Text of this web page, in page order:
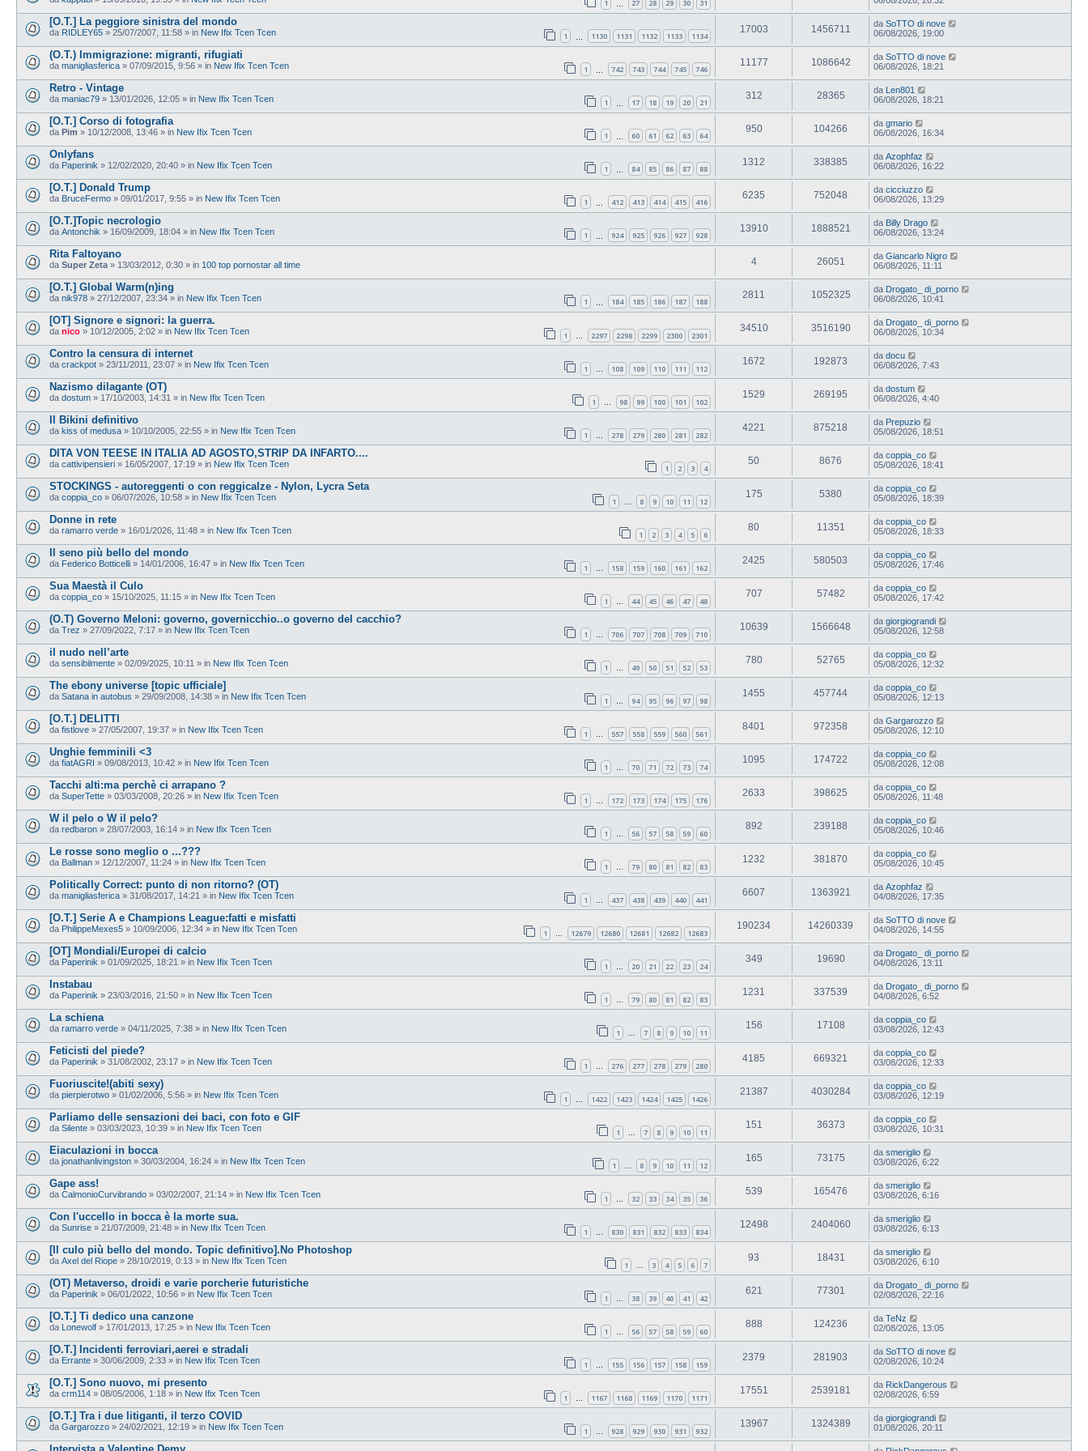
1 27 28 29 30 31
[O.T.] La peggiore sinistra del mondo
da RIDLEY65 » 25/07/2007, 11:58 » in New Ifix Tcen Tcen 1 1130 1131 1132 1133 1134
17003 1456711 da SoTTO di nove
06/08/2026, 19:00
(O.T.) Immigrazione: migranti, rifugiati
da manigliasferica » 07/09/2015, 9:56 » in New Ifix Tcen Tcen 1 742 743 744 745 746
11177 1086642 da SoTTO di nove
06/08/2026, 18:21
Retro - Vintage
da maniac79 » 13/01/2026, 12:05 » in New Ifix Tcen Tcen 1 17 18 19 20 21
312 28365 da Len801
06/08/2026, 18:21
[O.T.] Corso di fotografia
da Pim » 10/12/2008, 13:46 » in New Ifix Tcen Tcen 1 60 61 62 63 64
950 104266 da gmario
06/08/2026, 16:34
Onlyfans
da Paperinik » 12/02/2020, 20:40 » in New Ifix Tcen Tcen 1 84 85 86 87 88
1312 338385 da Azophfaz
06/08/2026, 16:22
[O.T.] Donald Trump
da BruceFermo » 09/01/2017, 9:55 » in New Ifix Tcen Tcen 1 412 413 414 415 416
6235 752048 da cicciuzzo
06/08/2026, 13:29
[O.T.]Topic necrologio
da Antonchik » 16/09/2009, 18:04 » in New Ifix Tcen Tcen 1 924 925 926 927 928
13910 1888521 da Billy Drago
06/08/2026, 13:24
Rita Faltoyano
da Super Zeta » 13/03/2012, 0:30 » in 100 top pornostar all time 4 26051 da Giancarlo Nigro
06/08/2026, 11:11
[O.T.] Global Warm(n)ing
da nik978 » 27/12/2007, 23:34 » in New Ifix Tcen Tcen 1 184 185 186 187 188
2811 1052325 da Drogato_ di_porno
06/08/2026, 10:41
[OT] Signore e signori: la guerra.
da nico » 10/12/2005, 2:02 » in New Ifix Tcen Tcen 1 2297 2298 2299 2300 2301
34510 3516190 da Drogato_ di_porno
06/08/2026, 10:34
Contro la censura di internet
da crackpot » 23/11/2011, 23:07 » in New Ifix Tcen Tcen 1 108 109 110 111 112
1672 192873 da docu
06/08/2026, 7:43
Nazismo dilagante (OT)
da dostum » 17/10/2003, 14:31 » in New Ifix Tcen Tcen 1 98 99 100 101 102
1529 269195 da dostum
06/08/2026, 4:40
Il Bikini definitivo
da kiss of medusa » 10/10/2005, 22:55 » in New Ifix Tcen Tcen 1 … 278 279 280 281 282
4221 875218 da Prepuzio
05/08/2026, 18:51
DITA VON TEESE IN ITALIA AD AGOSTO,STRIP DA INFARTO....
da cattivipensieri » 16/05/2007, 17:19 » in New Ifix Tcen Tcen 1 2 3 4
50 8676 da coppia_co
05/08/2026, 18:41
STOCKINGS - autoreggenti o con reggicalze - Nylon, Lycra Seta
da coppia_co » 06/07/2026, 10:58 » in New Ifix Tcen Tcen 1 … 8 9 10 11 12
175 5380 da coppia_co
05/08/2026, 18:39
Donne in rete
da ramarro verde » 16/01/2026, 11:48 » in New Ifix Tcen Tcen 1 2 3 4 5 6
80 11351 da coppia_co
05/08/2026, 18:33
Il seno più bello del mondo
da Federico Botticelli » 14/01/2006, 16:47 » in New Ifix Tcen Tcen 1 … 158 159 160 161 162
2425 580503 da coppia_co
05/08/2026, 17:46
Sua Maestà il Culo
da coppia_co » 15/10/2025, 11:15 » in New Ifix Tcen Tcen 1 … 44 45 46 47 48
707 57482 da coppia_co
05/08/2026, 17:42
(O.T) Governo Meloni: governo, governicchio..o governo del cacchio?
da Trez » 27/09/2022, 7:17 » in New Ifix Tcen Tcen 1 … 706 707 708 709 710
10639 1566648 da giorgiograndi
05/08/2026, 12:58
il nudo nell’arte
da sensibilmente » 02/09/2025, 10:11 » in New Ifix Tcen Tcen 1 … 49 50 51 52 53
780 52765 da coppia_co
05/08/2026, 12:32
The ebony universe [topic ufficiale]
da Satana in autobus » 29/09/2008, 14:38 » in New Ifix Tcen Tcen 1 … 94 95 96 97 98
1455 457744 da coppia_co
05/08/2026, 12:13
[O.T.] DELITTI
da fistlove » 27/05/2007, 19:37 » in New Ifix Tcen Tcen 1 … 557 558 559 560 561
8401 972358 da Gargarozzo
05/08/2026, 12:10
Unghie femminili <3
da fiatAGRI » 09/08/2013, 10:42 » in New Ifix Tcen Tcen 1 … 70 71 72 73 74
1095 174722 da coppia_co
05/08/2026, 12:08
Tacchi alti:ma perchè ci arrapano ?
da SuperTette » 03/03/2008, 20:26 » in New Ifix Tcen Tcen 1 … 172 173 174 175 176
2633 398625 da coppia_co
05/08/2026, 11:48
W il pelo o W il pelo?
da redbaron » 28/07/2003, 16:14 » in New Ifix Tcen Tcen 1 … 56 57 58 59 60
892 239188 da coppia_co
05/08/2026, 10:46
Le rosse sono meglio o ...???
da Ballman » 12/12/2007, 11:24 » in New Ifix Tcen Tcen 1 … 79 80 81 82 83
1232 381870 da coppia_co
05/08/2026, 10:45
Politically Correct: punto di non ritorno? (OT)
da manigliasferica » 31/08/2017, 14:21 » in New Ifix Tcen Tcen 1 … 437 438 439 440 441
6607 1363921 da Azophfaz
04/08/2026, 17:35
[O.T.] Serie A e Champions League:fatti e misfatti
da PhilippeMexes5 » 10/09/2006, 12:34 » in New Ifix Tcen Tcen 1 … 12679 12680 12681 12682 12683
190234 14260339 da SoTTO di nove
04/08/2026, 14:55
[OT] Mondiali/Europei di calcio
da Paperinik » 01/09/2025, 18:21 » in New Ifix Tcen Tcen 1 … 20 21 22 23 24
349 19690 da Drogato_ di_porno
04/08/2026, 13:11
Instabau
da Paperinik » 23/03/2016, 21:50 » in New Ifix Tcen Tcen 1 … 79 80 81 82 83
1231 337539 da Drogato_ di_porno
04/08/2026, 6:52
La schiena
da ramarro verde » 04/11/2025, 7:38 » in New Ifix Tcen Tcen 1 … 7 8 9 10 11
156 17108 da coppia_co
03/08/2026, 12:43
Feticisti del piede?
da Paperinik » 31/08/2002, 23:17 » in New Ifix Tcen Tcen 1 … 276 277 278 279 280
4185 669321 da coppia_co
03/08/2026, 12:33
Fuoriuscite!(abiti sexy)
da pierpierotwo » 01/02/2006, 5:56 » in New Ifix Tcen Tcen 1 … 1422 1423 1424 1425 1426
21387 4030284 da coppia_co
03/08/2026, 12:19
Parliamo delle sensazioni dei baci, con foto e GIF
da Silente » 03/03/2023, 10:39 » in New Ifix Tcen Tcen 1 … 7 8 9 10 11
151 36373 da coppia_co
03/08/2026, 10:31
Eiaculazioni in bocca
da jonathanlivingston » 30/03/2004, 16:24 » in New Ifix Tcen Tcen 1 … 8 9 10 11 12
165 73175 da smeriglio
03/08/2026, 6:22
Gape ass!
da CalmonioCurvibrando » 03/02/2007, 21:14 » in New Ifix Tcen Tcen 1 … 32 33 34 35 36
539 165476 da smeriglio
03/08/2026, 6:16
Con l'uccello in bocca è la morte sua.
da Sunrise » 21/07/2009, 21:48 » in New Ifix Tcen Tcen 1 … 830 831 832 833 834
12498 2404060 da smeriglio
03/08/2026, 6:13
[Il culo più bello del mondo. Topic definitivo].No Photoshop
da Axel del Riope » 28/10/2019, 0:13 » in New Ifix Tcen Tcen 1 … 3 4 5 6 7
93 18431 da smeriglio
03/08/2026, 6:10
(OT) Metaverso, droidi e varie porcherie futuristiche
da Paperinik » 06/01/2022, 10:56 » in New Ifix Tcen Tcen 1 … 38 39 40 41 42
621 77301 da Drogato_ di_porno
02/08/2026, 22:16
[O.T.] Ti dedico una canzone
da Lonewolf » 17/01/2013, 17:25 » in New Ifix Tcen Tcen 1 … 56 57 58 59 60
888 124236 da TeNz
02/08/2026, 13:05
[O.T.] Incidenti ferroviari,aerei e stradali
da Errante » 30/06/2009, 2:33 » in New Ifix Tcen Tcen 1 … 155 156 157 158 159
2379 281903 da SoTTO di nove
02/08/2026, 10:24
[O.T.] Sono nuovo, mi presento
da crm114 » 08/05/2006, 1:18 » in New Ifix Tcen Tcen 1 … 1167 1168 1169 1170 1171
17551 2539181 da RickDangerous
02/08/2026, 6:59
[O.T.] Tra i due litiganti, il terzo COVID
da Gargarozzo » 24/02/2021, 12:19 » in New Ifix Tcen Tcen 1 … 928 929 930 931 932
13967 1324389 da giorgiograndi
01/08/2026, 20:11